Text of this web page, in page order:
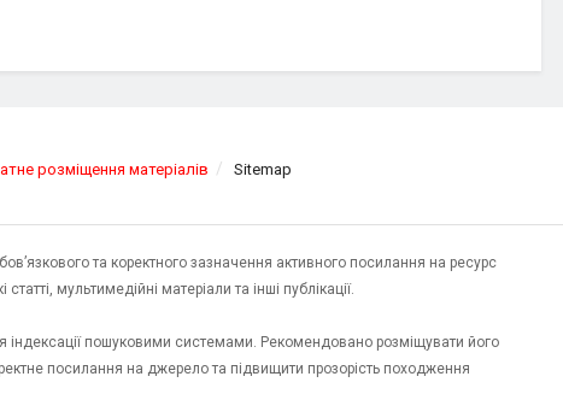
розміщення матеріалів Sitemap
та коректного зазначення активного посилання на ресурс
мультимедійні матеріали та інші публікації.
індексації пошуковими системами. Рекомендовано розміщувати його
посилання на джерело та підвищити прозорість походження